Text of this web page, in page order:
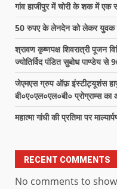
गांव हाजीपुर में चोरी के शक में एक
50 रुपए के लेनदेन को लेकर युवक
श्रावण कृष्णपक्ष शिवरात्री पूजन
ज्योतिर्विद पंडित सुबोध पाण्डेय
जेएमएस ग्रुप ऑफ़ इंस्टीट्यूशंस
बी०ए०एल०एल०बी० प्रोग्राम्स
महात्मा गांधी की प्रतिमा पर
RECENT COMMENTS
No comments to